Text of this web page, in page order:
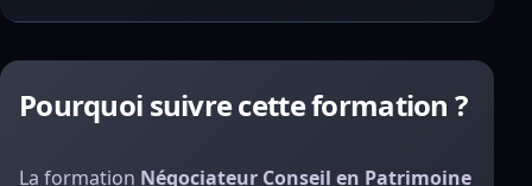
Pourquoi suivre cette formation ?
La formation Négociateur Conseil en Patrimoine